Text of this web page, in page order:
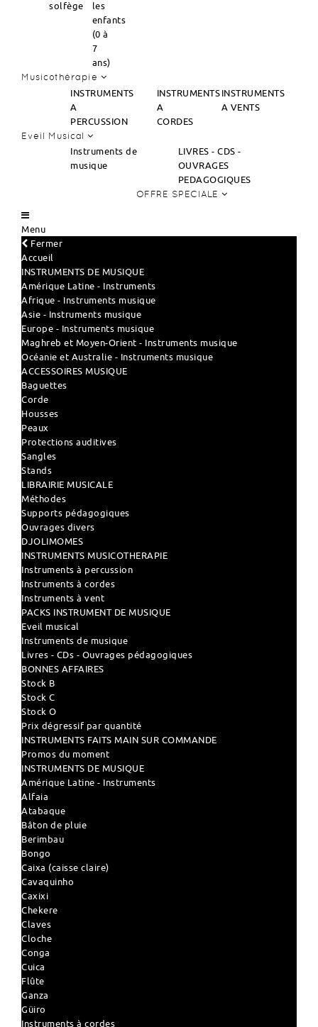
solfège
les
enfants
(0 à
7
ans)
Musicothérapie
INSTRUMENTS
A
PERCUSSION
INSTRUMENTS
A
CORDES
INSTRUMENTS
A VENTS
Eveil Musical
Instruments de
musique
LIVRES - CDS -
OUVRAGES
PEDAGOGIQUES
OFFRE SPECIALE
Menu
Fermer
Accueil
INSTRUMENTS DE MUSIQUE
Amérique Latine - Instruments
Afrique - Instruments musique
Asie - Instruments musique
Europe - Instruments musique
Maghreb et Moyen-Orient - Instruments musique
Océanie et Australie - Instruments musique
ACCESSOIRES MUSIQUE
Baguettes
Corde
Housses
Peaux
Protections auditives
Sangles
Stands
LIBRAIRIE MUSICALE
Méthodes
Supports pédagogiques
Ouvrages divers
DJOLIMOMES
INSTRUMENTS MUSICOTHERAPIE
Instruments à percussion
Instruments à cordes
Instruments à vent
PACKS INSTRUMENT DE MUSIQUE
Eveil musical
Instruments de musique
Livres - CDs - Ouvrages pédagogiques
BONNES AFFAIRES
Stock B
Stock C
Stock O
Prix dégressif par quantité
INSTRUMENTS FAITS MAIN SUR COMMANDE
Promos du moment
INSTRUMENTS DE MUSIQUE
Amérique Latine - Instruments
Alfaia
Atabaque
Bâton de pluie
Berimbau
Bongo
Caixa (caisse claire)
Cavaquinho
Caxixi
Chekere
Claves
Cloche
Conga
Cuica
Flûte
Ganza
Güiro
Instruments à cordes